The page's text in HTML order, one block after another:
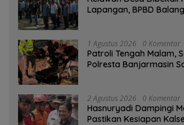
Lapangan, BPBD
1 Agustus 2026 0 Komentar
Patroli Tengah Malam,
Polresta Banjarmasin
2 Agustus 2026 0 Komentar
Hasnuryadi Dampingi
Pastikan Kesiapan